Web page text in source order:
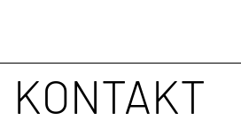
KONTAKT